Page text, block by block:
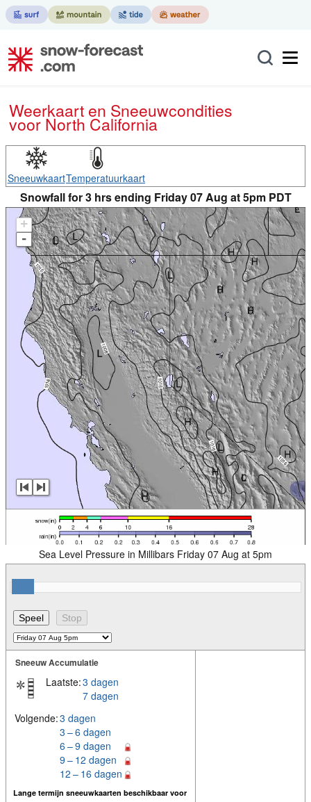
Weerkaart en Sneeuwcondities
voor North California
SneeuwkaartTemperatuurkaart
Snowfall for 3 hrs ending Friday 07 Aug at 5pm PDT
+
-
Sea Level Pressure in Millibars Friday 07 Aug at 5pm
Sneeuw Accumulatie
Laatste:3 dagen
7 dagen
Volgende:3 dagen
3 – 6 dagen
6 – 9 dagen
9 – 12 dagen
12 – 16 dagen
Lange termijn sneeuwkaarten beschikbaar voor